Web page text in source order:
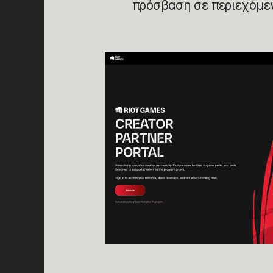
πρόσβαση σε